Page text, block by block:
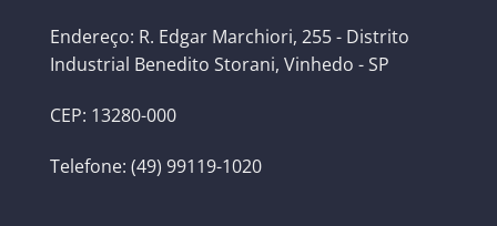
Endereço: R. Edgar Marchiori, 255 - Distrito
Industrial Benedito Storani, Vinhedo - SP
CEP: 13280-000
Telefone: (49) 99119-1020